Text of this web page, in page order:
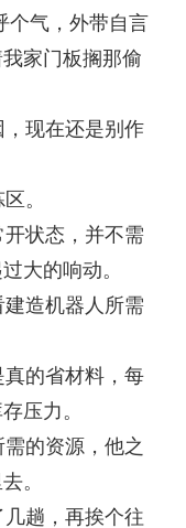
个气，外带自言
家门板搁那偷
现在还是别作
。
状态，并不需
大的响动。
造机器人所需
的省材料，每
压力。
的资源，他之
。
趟，再挨个往